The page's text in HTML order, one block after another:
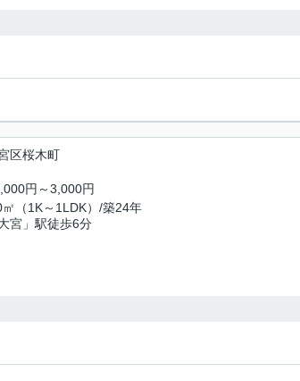
区桜木町
円～3,000円
（1K～1LDK）/築24年
宮」駅徒歩6分